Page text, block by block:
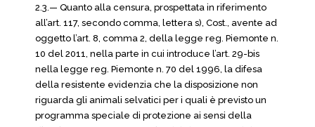
2.3.— Quanto alla censura, prospettata in riferimento
all’art. 117, secondo comma, lettera s), Cost., avente ad
oggetto l’art. 8, comma 2, della legge reg. Piemonte n.
10 del 2011, nella parte in cui introduce l’art. 29-bis
nella legge reg. Piemonte n. 70 del 1996, la difesa
della resistente evidenzia che la disposizione non
riguarda gli animali selvatici per i quali è previsto un
programma speciale di protezione ai sensi della